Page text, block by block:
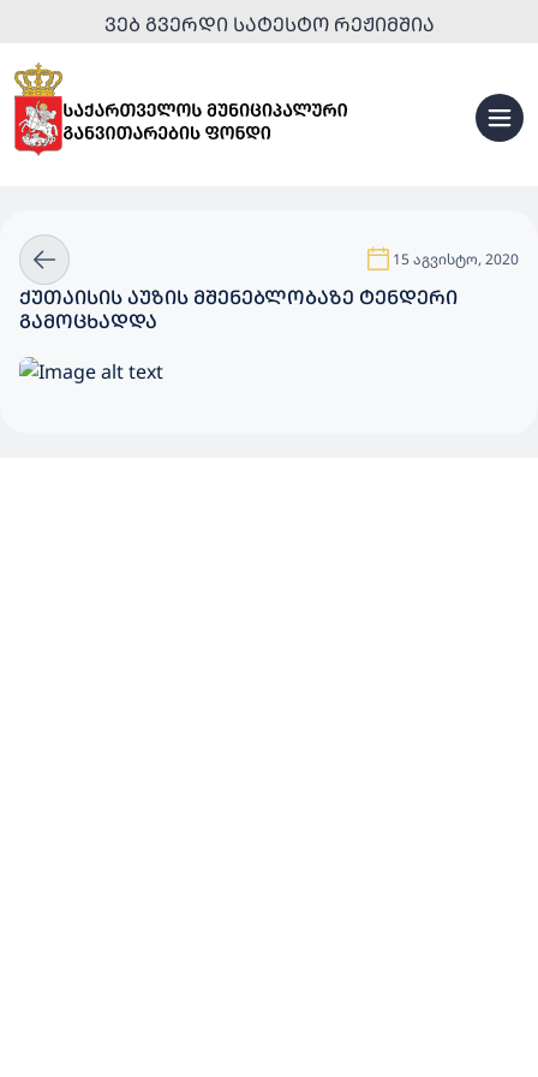
ᲕᲔᲑ ᲒᲕᲔᲠᲓᲘ ᲡᲐᲢᲔᲡᲢᲝ ᲠᲔᲟᲘᲛᲨᲘᲐ
15 აგვისტო, 2020
ᲥᲣᲗᲐᲘᲡᲘᲡ ᲐᲣᲖᲘᲡ ᲛᲨᲔᲜᲔᲑᲚᲝᲑᲐᲖᲔ ᲢᲔᲜᲓᲔᲠᲘ
ᲒᲐᲛᲝᲪᲮᲐᲓᲓᲐ